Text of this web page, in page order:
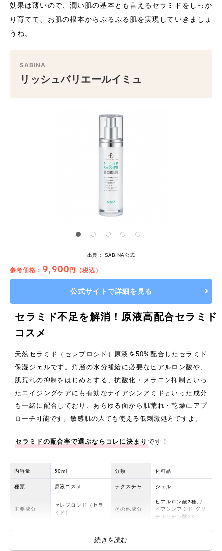
効果は薄いので、潤い肌の基本とも言えるセラミドをしっか
り育てて、お肌の根本からぷるぷる肌を実現していきましょ
うね。
SABINA
リッシュバリエールイミュ
出典： SABINA公式
参考価格： 9,900円（税込）
公式サイトで詳細を見る
セラミド不足を解消！原液高配合セラミド
コスメ
天然セラミド（セレブロシド）原液を50%配合したセラミド
保湿ジェルです。角層の水分補給に必要なヒアルロン酸や、
肌荒れの抑制をはじめとする、抗酸化・メラニン抑制といっ
たエイジングケアにも有効なナイアシンアミドといった成分
も一緒に配合しており、あらゆる面から肌荒れ・乾燥にアプ
ローチ可能です。敏感肌の人でも使える低刺激処方ですよ。
セラミドの配合率で選ぶならコレに決まり です！
内容量 50ml 分類 化粧品
種類 原液コスメ テクスチャ ジェル
主要成分
セレブロシド（セラ
ミド）
その他成分
ヒアルロン酸3種,ナ
イアシンアミド,グリ
チルリチン酸2K
容器 エアレスボトル パラベン フリー
続きを読む